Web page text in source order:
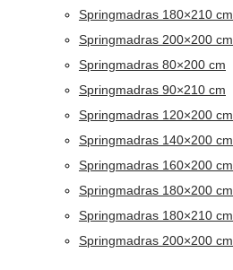
Springmadras 180×210 cm
Springmadras 200×200 cm
Springmadras 80×200 cm
Springmadras 90×210 cm
Springmadras 120×200 cm
Springmadras 140×200 cm
Springmadras 160×200 cm
Springmadras 180×200 cm
Springmadras 180×210 cm
Springmadras 200×200 cm